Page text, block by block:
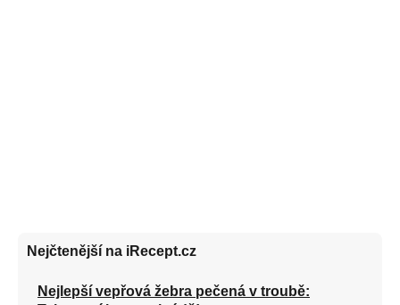
Nejčtenější na iRecept.cz
Nejlepší vepřová žebra pečená v troubě: